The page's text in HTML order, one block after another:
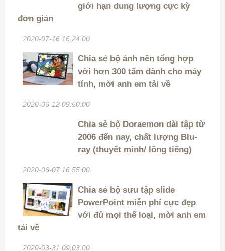
giới hạn dung lượng cực kỳ
đơn giản
2020-07-16 16:24:00
Chia sẻ bộ ảnh nền tổng hợp
với hơn 300 tấm dành cho máy
tính, mời anh em tải về
2020-06-12 09:50:00
Chia sẻ bộ Doraemon dài tập từ
2006 đến nay, chất lượng Blu-
ray (thuyết minh/ lồng tiếng)
2020-06-07 16:55:00
Chia sẻ bộ sưu tập slide
PowerPoint miễn phí cực đẹp
với đủ mọi thể loại, mời anh em
tải về
2020-03-31 09:03:00